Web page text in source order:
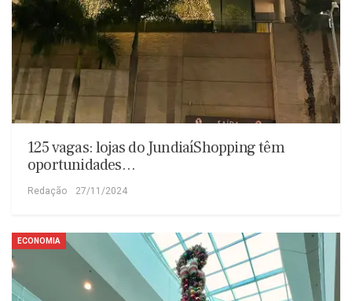
125 vagas: lojas do JundiaíShopping têm
oportunidades…
Redação 27/11/2024
ECONOMIA